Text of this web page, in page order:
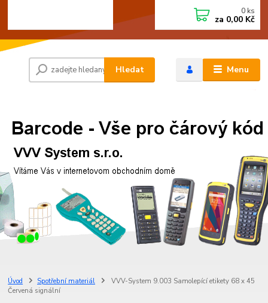
Menu
Hledat
0 ks
za 0,00 Kč
Úvod Spotřební materiál
VVV-System 9.003 Samolepící etikety 68 x 45
Červená signální